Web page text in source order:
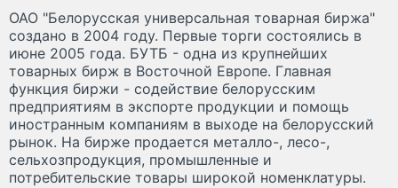
ОАО "Белорусская универсальная товарная биржа"
создано в 2004 году. Первые торги состоялись в
июне 2005 года. БУТБ - одна из крупнейших
товарных бирж в Восточной Европе. Главная
функция биржи - содействие белорусским
предприятиям в экспорте продукции и помощь
иностранным компаниям в выходе на белорусский
рынок. На бирже продается металло-, лесо-,
сельхозпродукция, промышленные и
потребительские товары широкой номенклатуры.